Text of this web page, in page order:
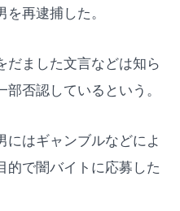
再逮捕した。
だました文言などは知ら
否認しているという。
にはギャンブルなどによ
的で闇バイトに応募した